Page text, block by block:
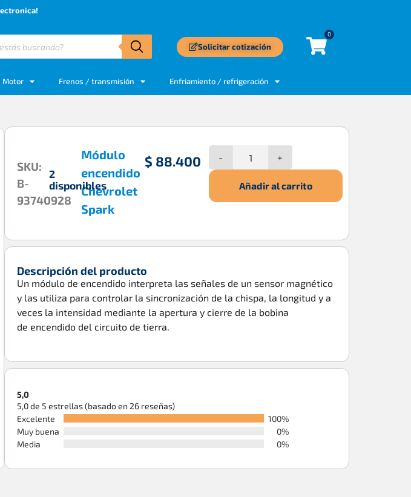
Solicitar cotización
0
Motor Frenos / transmisión Enfriamiento / refrigeración
Módulo
encendido
Chevrolet
Spark
$ 88.400
SKU:
B-
93740928
2
disponibles
- +
Añadir al carrito
Descripción del producto
Un módulo de encendido interpreta las señales de un sensor magnético
y las utiliza para controlar la sincronización de la chispa, la longitud y a
veces la intensidad mediante la apertura y cierre de la bobina
de encendido del circuito de tierra.
5,0
5,0 de 5 estrellas (basado en 26 reseñas)
Excelente
100%
Muy buena
0%
Media
0%